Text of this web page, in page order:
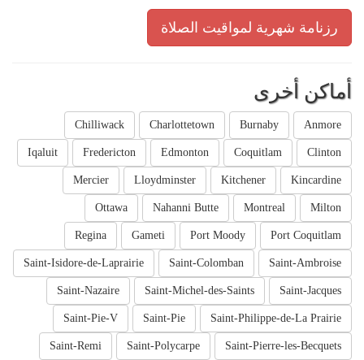
رزنامة شهرية لمواقيت الصلاة
أماكن أخرى
Anmore
Burnaby
Charlottetown
Chilliwack
Clinton
Coquitlam
Edmonton
Fredericton
Iqaluit
Kincardine
Kitchener
Lloydminster
Mercier
Milton
Montreal
Nahanni Butte
Ottawa
Port Coquitlam
Port Moody
Gameti
Regina
Saint-Ambroise
Saint-Colomban
Saint-Isidore-de-Laprairie
Saint-Jacques
Saint-Michel-des-Saints
Saint-Nazaire
Saint-Philippe-de-La Prairie
Saint-Pie
Saint-Pie-V
Saint-Pierre-les-Becquets
Saint-Polycarpe
Saint-Remi